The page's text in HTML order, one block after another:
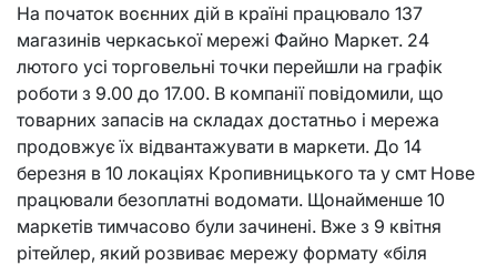
На початок воєнних дій в країні працювало 137
магазинів черкаської мережі Файно Маркет. 24
лютого усі торговельні точки перейшли на графік
роботи з 9.00 до 17.00. В компанії повідомили, що
товарних запасів на складах достатньо і мережа
продовжує їх відвантажувати в маркети. До 14
березня в 10 локаціях Кропивницького та у смт Нове
працювали безоплатні водомати. Щонайменше 10
маркетів тимчасово були зачинені. Вже з 9 квітня
рітейлер, який розвиває мережу формату «біля